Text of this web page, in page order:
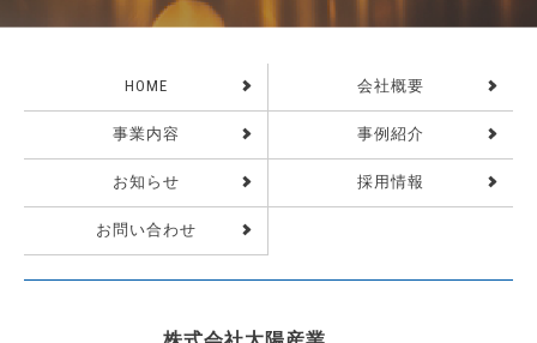
HOME 会社概要
事業内容 事例紹介
お知らせ 採用情報
お問い合わせ